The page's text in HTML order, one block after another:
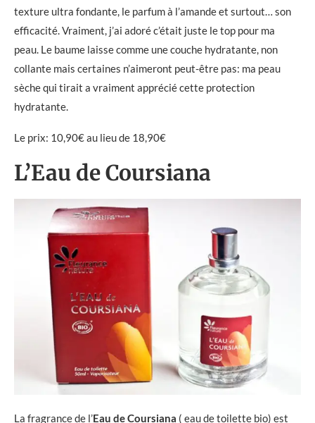
texture ultra fondante, le parfum à l’amande et surtout… son
efficacité. Vraiment, j’ai adoré c’était juste le top pour ma
peau. Le baume laisse comme une couche hydratante, non
collante mais certaines n’aimeront peut-être pas: ma peau
sèche qui tirait a vraiment apprécié cette protection
hydratante.
Le prix: 10,90€ au lieu de 18,90€
L’Eau de Coursiana
La fragrance de l’Eau de Coursiana ( eau de toilette bio) est